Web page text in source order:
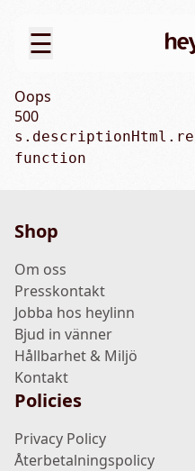
☰
Oops
500
function
Shop
Om oss
Presskontakt
Jobba hos heylinn
Bjud in vänner
Hållbarhet & Miljö
Kontakt
Policies
Privacy Policy
Återbetalningspolicy